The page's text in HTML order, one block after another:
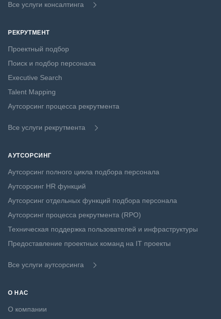
Все услуги консалтинга
РЕКРУТМЕНТ
Проектный подбор
Поиск и подбор персонала
Executive Search
Talent Mapping
Аутсорсинг процесса рекрутмента
Все услуги рекрутмента
АУТСОРСИНГ
Аутсорсинг полного цикла подбора персонала
Аутсорсинг HR функций
Аутсорсинг отдельных функций подбора персонала
Аутсорсинг процесса рекрутмента (RPO)
Техническая поддержка пользователей и инфраструктуры
Предоставление проектных команд на IT проекты
Все услуги аутсорсинга
О НАС
О компании